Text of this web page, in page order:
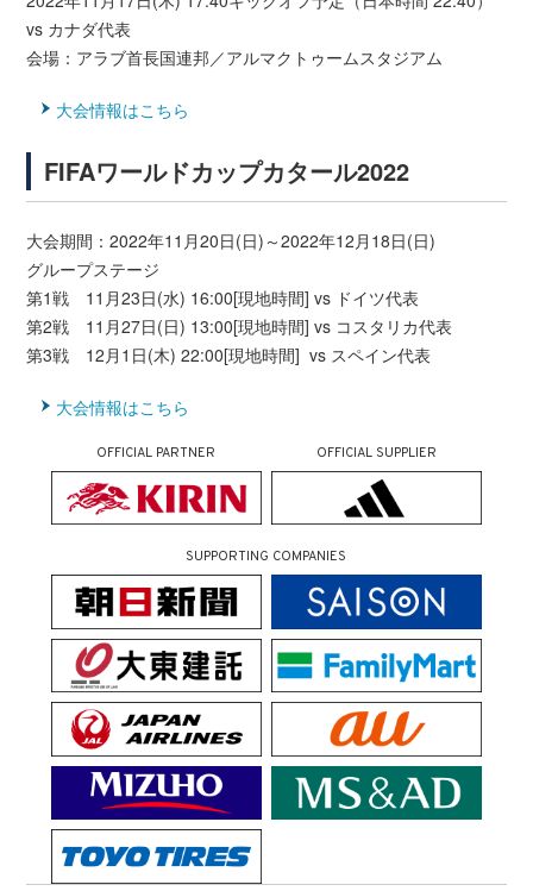
vs カナダ代表
会場：アラブ首長国連邦／アルマクトゥームスタジアム
大会情報はこちら
FIFAワールドカップカタール2022
大会期間：2022年11月20日(日)～2022年12月18日(日)
グループステージ
第1戦 11月23日(水) 16:00[現地時間] vs ドイツ代表
第2戦 11月27日(日) 13:00[現地時間] vs コスタリカ代表
第3戦 12月1日(木) 22:00[現地時間] vs スペイン代表
大会情報はこちら
OFFICIAL PARTNER OFFICIAL SUPPLIER
SUPPORTING COMPANIES